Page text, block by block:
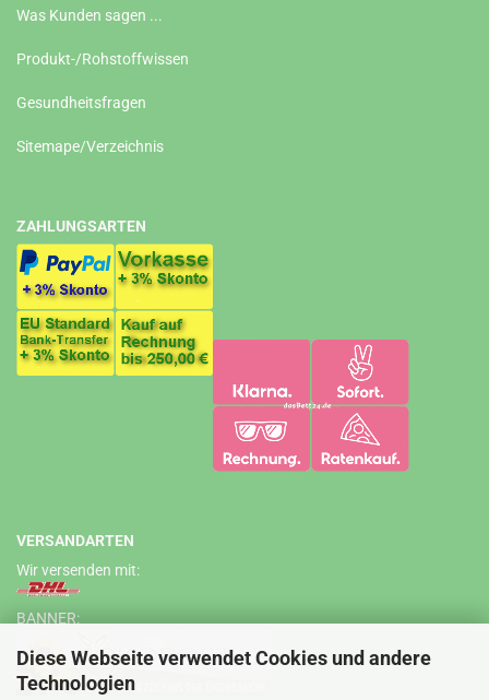
Diese Webseite verwendet Cookies und andere
Technologien
Was Kunden sagen ...
Produkt-/Rohstoffwissen
Gesundheitsfragen
Sitemape/Verzeichnis
ZAHLUNGSARTEN
VERSANDARTEN
Wir versenden mit:
BANNER: